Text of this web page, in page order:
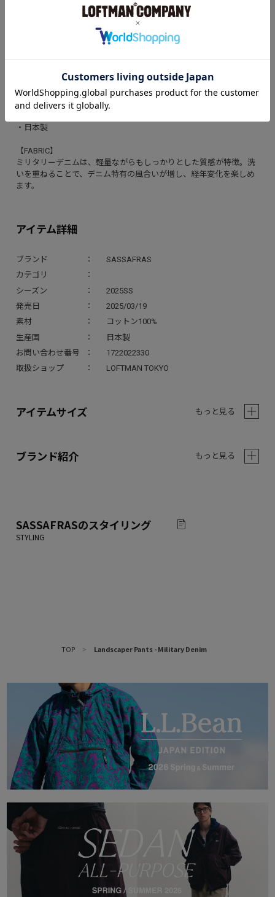
アイテム詳細
ブランド
SASSAFRAS
カテゴリ
シーズン
2025SS
発売日
2025/03/19
素材
コットン100%
生産国
日本製
お問い合わせ番号
1722022330
取扱ショップ
LOFTMAN TOKYO
Landscaper Pantsは、SASSAFRASが提案する“ガーデニングウェ
ア”の精神を受け継ぎつつ、ミリタリーデニムで仕立てた一本。
程よい厚みのミリタリーデニムは、春夏の装いにも最適で、日常の
様々なシーンで活躍します。
・ミリタリーデニムを使用
・複数のポケットを備えた高い収納力
・股下には可動域を広げるガゼットを配置
・日本製
【FABRIC】
ミリタリーデニムは、軽量ながらもしっかりとした質感が特徴。洗
いを重ねることで、デニム特有の風合いが増し、経年変化を楽しめ
ます。
アイテムサイズ もっと見る
ブランド紹介 もっと見る
SASSAFRASのスタイリング
TOP > Landscaper Pants - Military Denim